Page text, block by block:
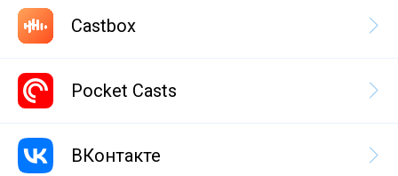
Castbox
Pocket Casts
ВКонтакте